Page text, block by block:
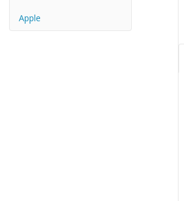
Apple